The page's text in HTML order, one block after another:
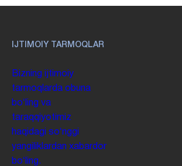
IJTIMOIY TARMOQLAR
Bizning ijtimoiy
tarmoqlarda obuna
boʻling va
taraqqiyotimiz
haqidagi soʻnggi
yangiliklardan xabardor
boʻling.